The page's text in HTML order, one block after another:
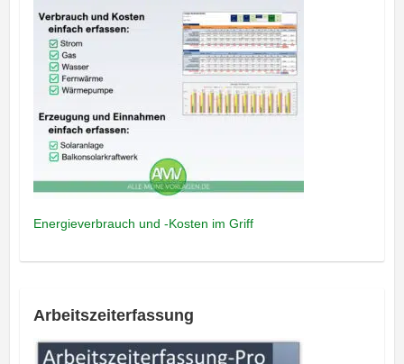
Energieverbrauch und -Kosten im Griff
Arbeitszeiterfassung